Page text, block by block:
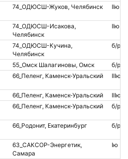
74_ОДЮСШ-Жуков, Челябинск IIю
74_ОДЮСШ-Исакова,
Челябинск
IIю
74_ОДЮСШ-Кучина,
Челябинск
б/р
55_Омск Шалагиновы, Омск
б/р
66_Пеленг, Каменск-Уральский IIIю
66_Пеленг, Каменск-Уральский
IIIю
66_Пеленг, Каменск-Уральский б/р
66_Родонит, Екатеринбург б/р
63_САКСОР-Энергетик,
Самара
Iю